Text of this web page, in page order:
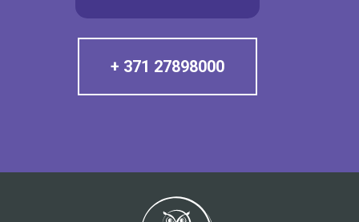
+ 371 27898000